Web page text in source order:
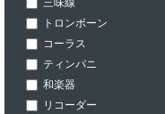
トロンボーン
コーラス
ティンパニ
和楽器
リコーダー